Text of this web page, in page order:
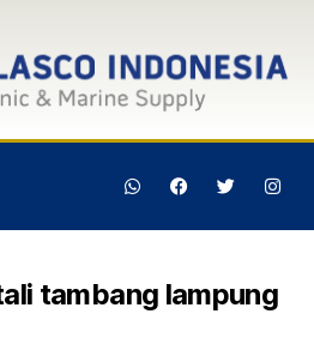
tambang lampung